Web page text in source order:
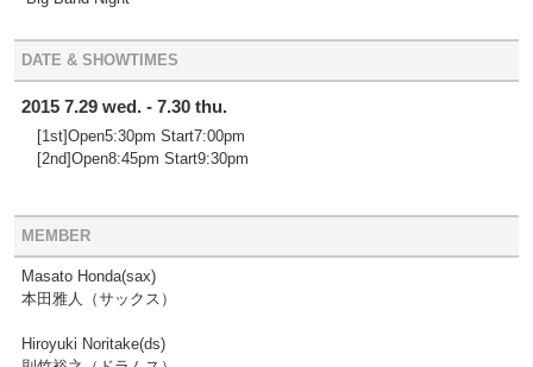
DATE & SHOWTIMES
2015 7.29 wed. - 7.30 thu.
[1st]Open5:30pm Start7:00pm
[2nd]Open8:45pm Start9:30pm
MEMBER
Masato Honda(sax)
本田雅人（サックス）
Hiroyuki Noritake(ds)